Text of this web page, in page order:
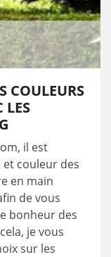
COULEURS
LES
il est
couleur des
en main
de vous
bonheur des
je vous
sur les